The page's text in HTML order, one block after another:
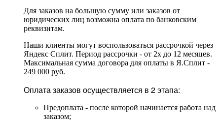
Для заказов на большую сумму или заказов от
юридических лиц возможна оплата по банковским
реквизитам.
Наши клиенты могут воспользоваться рассрочкой через
Яндекс Сплит. Период рассрочки - от 2х до 12 месяцев.
Максимальная сумма договора для оплаты в Я.Сплит -
249 000 руб.
Оплата заказов осуществляется в 2 этапа:
Предоплата - после которой начинается работа над
заказом;